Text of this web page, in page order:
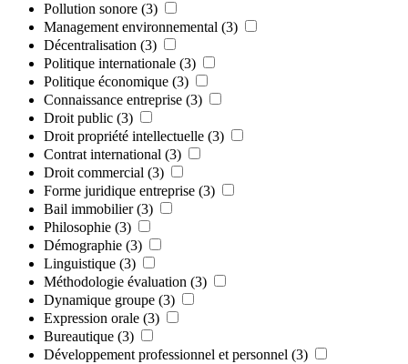
Pollution sonore (3)
Management environnemental (3)
Décentralisation (3)
Politique internationale (3)
Politique économique (3)
Connaissance entreprise (3)
Droit public (3)
Droit propriété intellectuelle (3)
Contrat international (3)
Droit commercial (3)
Forme juridique entreprise (3)
Bail immobilier (3)
Philosophie (3)
Démographie (3)
Linguistique (3)
Méthodologie évaluation (3)
Dynamique groupe (3)
Expression orale (3)
Bureautique (3)
Développement professionnel et personnel (3)